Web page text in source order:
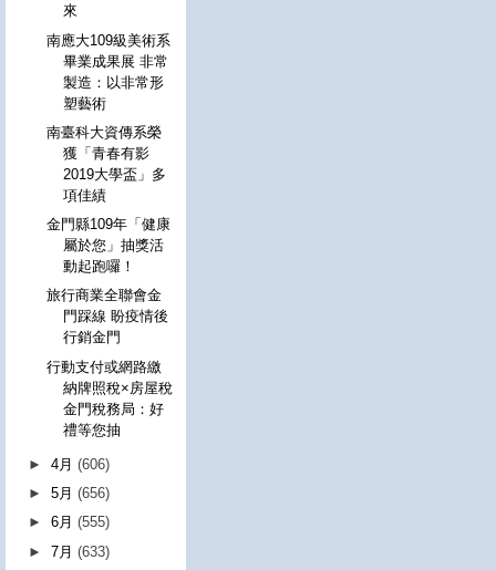
來
南應大109級美術系
畢業成果展 非常
製造：以非常形
塑藝術
南臺科大資傳系榮
獲「青春有影
2019大學盃」多
項佳績
金門縣109年「健康
屬於您」抽獎活
動起跑囉！
旅行商業全聯會金
門踩線 盼疫情後
行銷金門
行動支付或網路繳
納牌照稅×房屋稅
金門稅務局：好
禮等您抽
►4月(606)
►5月(656)
►6月(555)
►7月(633)